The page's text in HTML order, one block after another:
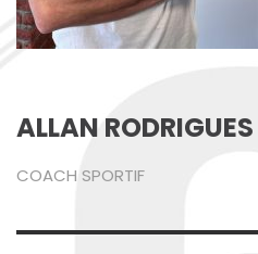
ALLAN RODRIGUES
COACH SPORTIF